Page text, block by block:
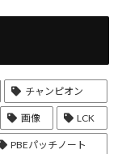
チャンピオン
画像 LCK
PBEパッチノート